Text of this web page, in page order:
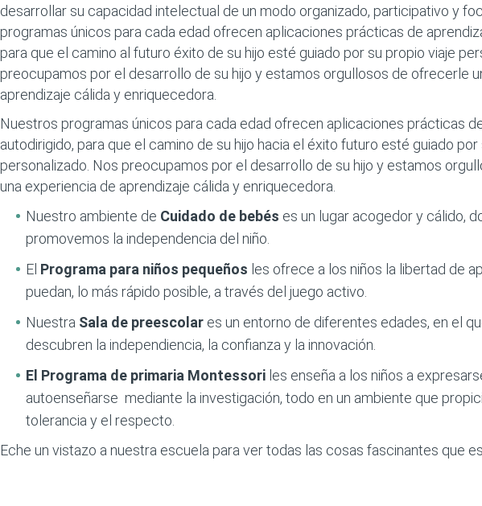
desarrollar su capacidad intelectual de un modo organizado, participativo y
programas únicos para cada edad ofrecen aplicaciones prácticas de
para que el camino al futuro éxito de su hijo esté guiado por su propio viaje
preocupamos por el desarrollo de su hijo y estamos orgullosos de ofrecerle
aprendizaje cálida y enriquecedora.
Nuestros programas únicos para cada edad ofrecen aplicaciones prácticas
autodirigido, para que el camino de su hijo hacia el éxito futuro esté guiado por
personalizado. Nos preocupamos por el desarrollo de su hijo y estamos
una experiencia de aprendizaje cálida y enriquecedora.
Nuestro ambiente de Cuidado de bebés es un lugar acogedor y cálido,
promovemos la independencia del niño.
El Programa para niños pequeños les ofrece a los niños la libertad de
puedan, lo más rápido posible, a través del juego activo.
Nuestra Sala de preescolar es un entorno de diferentes edades, en el
descubren la independiencia, la confianza y la innovación.
El Programa de primaria Montessori les enseña a los niños a
autoenseñarse mediante la investigación, todo en un ambiente que
tolerancia y el respecto.
Eche un vistazo a nuestra escuela para ver todas las cosas fascinantes que